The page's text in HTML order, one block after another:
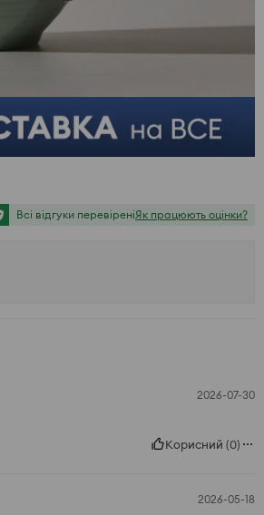
Всі відгуки перевіреніЯк працюють оцінки?
2026-07-30
Корисний (0)
2026-05-18